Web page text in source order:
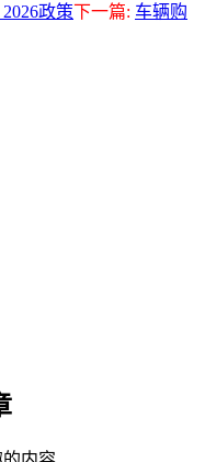
政策下一篇: 车辆购